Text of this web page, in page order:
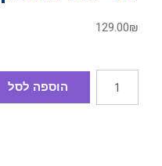
129.00₪
הוספה לסל